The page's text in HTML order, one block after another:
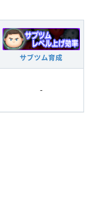
サブツム育成
-